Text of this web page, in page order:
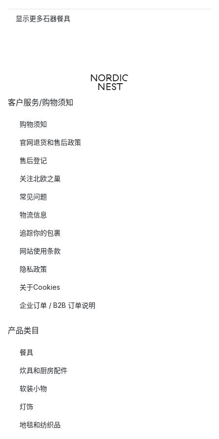
显示更多石器餐具
客户服务/购物须知
购物须知
官网退货和售后政策
售后登记
关注北欧之巢
常见问题
物流信息
追踪你的包裹
网站使用条款
隐私政策
关于Cookies
企业订单 / B2B 订单说明
产品类目
餐具
炊具和厨房配件
软装小物
灯饰
地毯和纺织品